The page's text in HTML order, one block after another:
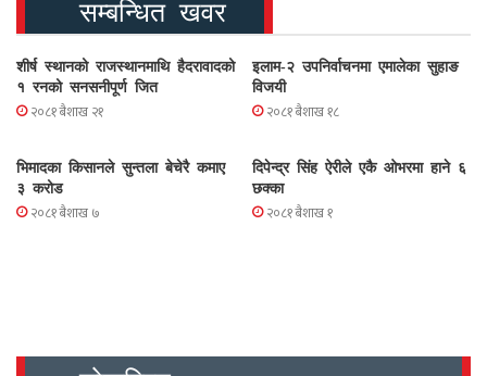
सम्बन्धित खवर
शीर्ष स्थानको राजस्थानमाथि हैदरावादको
१ रनको सनसनीपूर्ण जित
२०८१ बैशाख २१
इलाम-२ उपनिर्वाचनमा एमालेका सुहाङ
विजयी
२०८१ बैशाख १८
भिमादका किसानले सुन्तला बेचेरै कमाए
३ करोड
२०८१ बैशाख ७
दिपेन्द्र सिंह ऐरीले एकै ओभरमा हाने ६
छक्का
२०८१ बैशाख १